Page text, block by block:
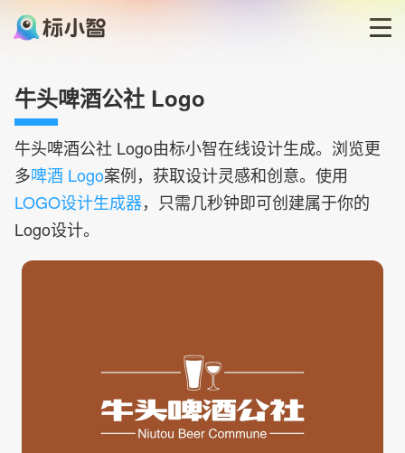
LOGO生成器
LOGO模板
牛头啤酒公社 Logo
牛头啤酒公社 Logo由标小智在线设计生成。浏览更
多啤酒 Logo案例，获取设计灵感和创意。使用
LOGO设计生成器，只需几秒钟即可创建属于你的
Logo设计。